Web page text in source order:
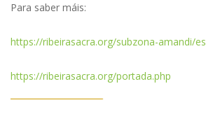
Para saber máis:
https://ribeirasacra.org/subzona-amandi/es
https://ribeirasacra.org/portada.php